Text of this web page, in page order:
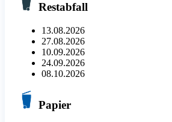
Restabfall
13.08.2026
27.08.2026
10.09.2026
24.09.2026
08.10.2026
Papier